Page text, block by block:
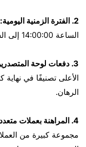
2. الفترة الزمنية اليومية:
الساعة 14:00:00 إلى الساعة 13:59:59 (UTC+0) كل يوم.
3. دفعات لوحة المتصدرين:
الأعلى تصنيفًا في
الرهان.
4. المراهنة بعملات متعددة:
مجموعة كبيرة من